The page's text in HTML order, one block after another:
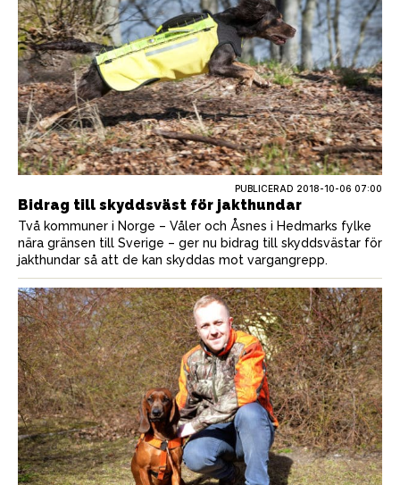
PUBLICERAD 2018-10-06 07:00
Bidrag till skyddsväst för jakthundar
Två kommuner i Norge – Våler och Åsnes i Hedmarks fylke
nära gränsen till Sverige – ger nu bidrag till skyddsvästar för
jakthundar så att de kan skyddas mot vargangrepp.